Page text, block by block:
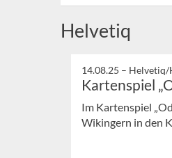
Helvetiq
14.08.25 – Helvetiq/
Kartenspiel
Im Kartenspiel
Wikingern in den